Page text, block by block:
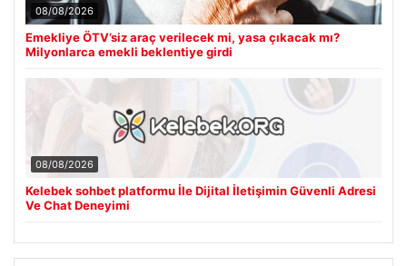
08/08/2026
Emekliye ÖTV’siz araç verilecek mi, yasa çıkacak mı?
Milyonlarca emekli beklentiye girdi
08/08/2026
Kelebek sohbet platformu İle Dijital İletişimin Güvenli Adresi
Ve Chat Deneyimi